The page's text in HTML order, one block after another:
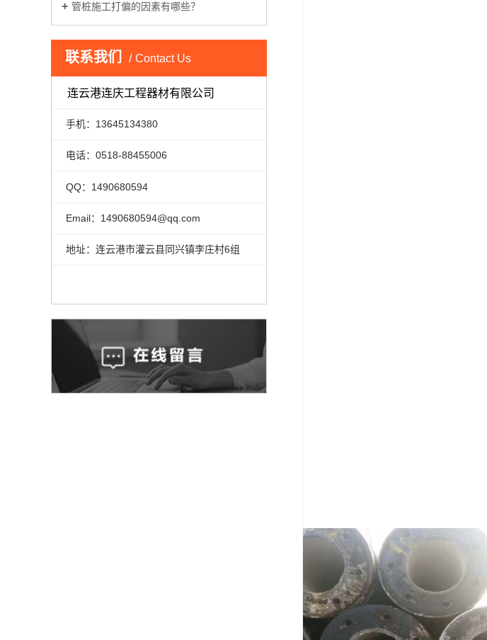
管桩施工打偏的因素有哪些？
联系我们 Contact Us
连云港连庆工程器材有限公司
手机：13645134380
电话：0518-88455006
QQ：1490680594
Email：1490680594@qq.com
地址：连云港市灌云县同兴镇李庄村6组